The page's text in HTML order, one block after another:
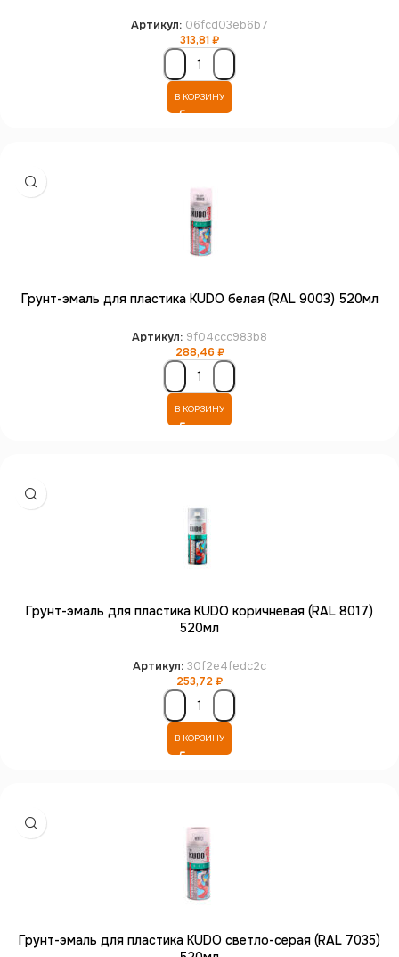
Артикул: 06fcd03eb6b7
313,81₽
В КОРЗИНУ
Грунт-эмаль для пластика KUDO белая (RAL 9003) 520мл
Артикул: 9f04ccc983b8
288,46 ₽
В КОРЗИНУ
Грунт-эмаль для пластика KUDO коричневая (RAL 8017)
520мл
Артикул: 30f2e4fedc2c
253,72₽
В КОРЗИНУ
Грунт-эмаль для пластика KUDO светло-серая (RAL 7035)